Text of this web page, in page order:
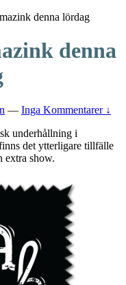
denna lördag
denna
— Inga Kommentarer ↓
underhållning i
det ytterligare tillfälle
extra show.